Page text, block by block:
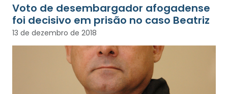
Voto de desembargador afogadense
foi decisivo em prisão no caso Beatriz
13 de dezembro de 2018